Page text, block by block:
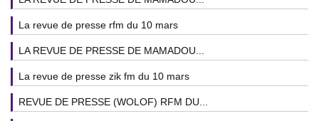
La revue de presse rfm du 10 mars
LA REVUE DE PRESSE DE MAMADOU...
La revue de presse zik fm du 10 mars
REVUE DE PRESSE (WOLOF) RFM DU...